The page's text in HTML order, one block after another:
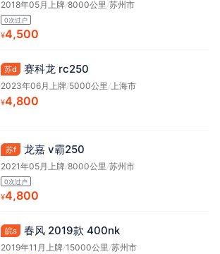
2018年05月上牌/8000公里 /苏州市
0次过户
¥4,500
苏d 赛科龙 rc250
2023年06月上牌/5000公里 /上海市
¥4,800
苏f 龙嘉 v霸250
2021年05月上牌/8000公里 /苏州市
0次过户
¥4,800
皖s 春风 2019款 400nk
2019年11月上牌/15000公里 /苏州市